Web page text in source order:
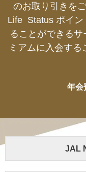
のお取り引きを
Life Status ポイン
ることができる
ミアムに入会する
年会
JAL